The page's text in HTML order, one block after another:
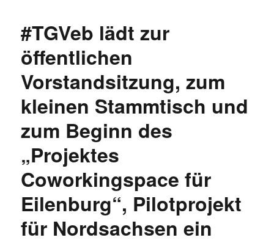
#TGVeb lädt zur
öffentlichen
Vorstandsitzung, zum
kleinen Stammtisch und
zum Beginn des
„Projektes
Coworkingspace für
Eilenburg“, Pilotprojekt
für Nordsachsen ein